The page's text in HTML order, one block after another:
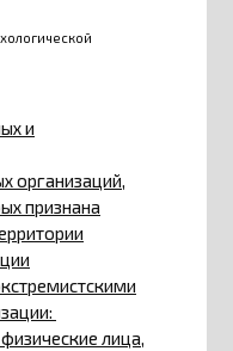
и
организаций,
признана
лица,